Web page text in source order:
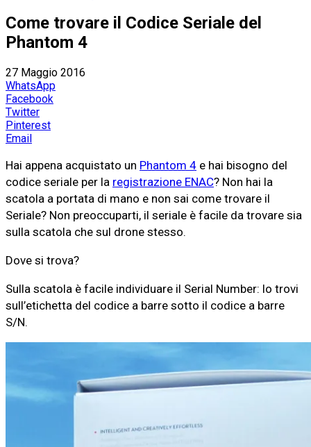
Come trovare il Codice Seriale del
Phantom 4
27 Maggio 2016
WhatsApp
Facebook
Twitter
Pinterest
Email
Hai appena acquistato un Phantom 4 e hai bisogno del
codice seriale per la registrazione ENAC? Non hai la
scatola a portata di mano e non sai come trovare il
Seriale? Non preoccuparti, il seriale è facile da trovare sia
sulla scatola che sul drone stesso.
Dove si trova?
Sulla scatola è facile individuare il Serial Number: lo trovi
sull’etichetta del codice a barre sotto il codice a barre
S/N.